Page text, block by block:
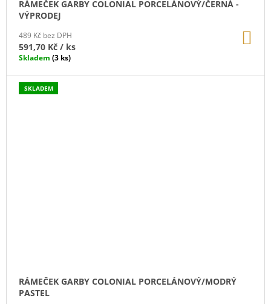
RÁMEČEK GARBY COLONIAL PORCELÁNOVÝ/ČERNÁ -
VÝPRODEJ
489 Kč bez DPH
591,70 Kč / ks
Skladem (3 ks)
SKLADEM
RÁMEČEK GARBY COLONIAL PORCELÁNOVÝ/MODRÝ
PASTEL